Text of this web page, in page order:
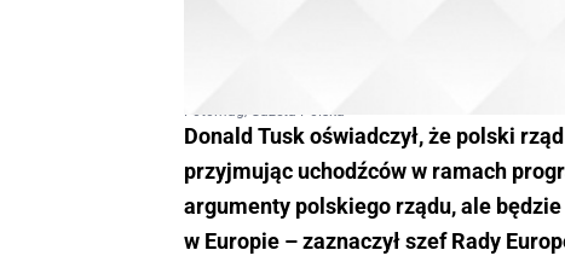
Donald Tusk oświadczył, że polski
przyjmując uchodźców w ramach
argumenty polskiego rządu, ale
w Europie – zaznaczył szef Rady